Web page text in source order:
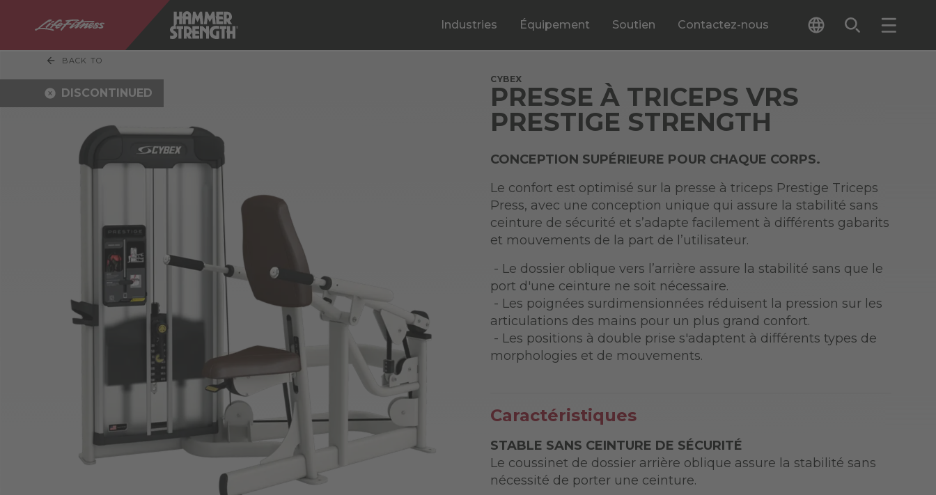
Industries Équipement Soutien Contactez-nous
BACK TO
DISCONTINUED
CYBEX
PRESSE À TRICEPS VRS
PRESTIGE STRENGTH
CONCEPTION SUPÉRIEURE POUR CHAQUE CORPS.
Le confort est optimisé sur la presse à triceps Prestige Triceps
Press, avec une conception unique qui assure la stabilité sans
ceinture de sécurité et s’adapte facilement à différents gabarits
et mouvements de la part de l’utilisateur.
- Le dossier oblique vers l’arrière assure la stabilité sans que le
port d'une ceinture ne soit nécessaire.
- Les poignées surdimensionnées réduisent la pression sur les
articulations des mains pour un plus grand confort.
- Les positions à double prise s'adaptent à différents types de
morphologies et de mouvements.
Caractéristiques
STABLE SANS CEINTURE DE SÉCURITÉ
Le coussinet de dossier arrière oblique assure la stabilité sans
nécessité de porter une ceinture.